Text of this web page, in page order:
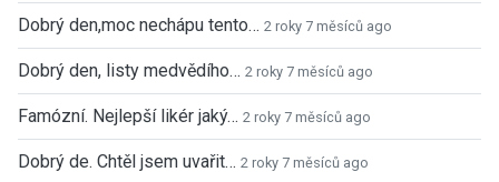
Dobrý den,moc nechápu tento… 2 roky 7 měsíců ago
Dobrý den, listy medvědího… 2 roky 7 měsíců ago
Famózní. Nejlepší likér jaký… 2 roky 7 měsíců ago
Dobrý de. Chtěl jsem uvařit… 2 roky 7 měsíců ago